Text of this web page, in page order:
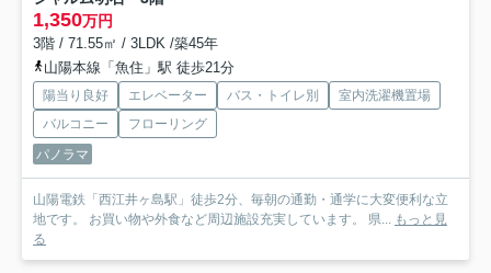
1,350万円
3階 / 71.55㎡ / 3LDK /築45年
山陽本線「魚住」駅 徒歩21分
陽当り良好 エレベーター バス・トイレ別
室内洗濯機置場
バルコニー
フローリング
パノラマ
山陽電鉄「西江井ヶ島駅」徒歩2分、毎朝の通勤・通学に大変便利な立
地です。 お買い物や外食など周辺施設充実しています。 県... もっと見
る